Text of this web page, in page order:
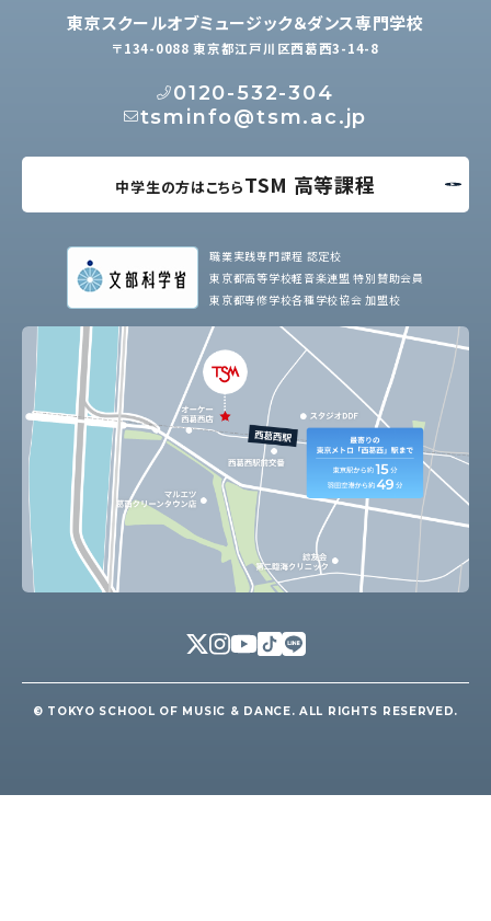
東京スクールオブミュージック＆ダンス専門学校
〒134-0088 東京都江戸川区西葛西3-14-8
0120-532-304
tsminfo@tsm.ac.jp
中学生の方はこちらTSM 高等課程
職業実践専門課程 認定校
東京都高等学校軽音楽連盟 特別賛助会員
東京都専修学校各種学校協会 加盟校
© TOKYO SCHOOL OF MUSIC & DANCE. ALL RIGHTS RESERVED.